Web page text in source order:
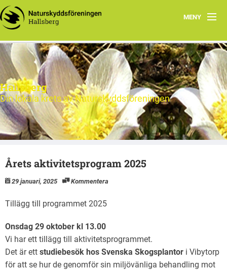
MENY
Hem
Nytt och Aktuellt
Verksamheten
Aktiviteter 2026
Natur
Hallsberg
Din lokala krets av Naturskyddsföreningen
Årets aktivitetsprogram 2025
29 januari, 2025 Kommentera
Tillägg till programmet 2025
Onsdag 29 oktober kl 13.00
Vi har ett tillägg till aktivitetsprogrammet.
Det är ett studiebesök hos Svenska Skogsplantor i Vibytorp
för att se hur de genomför sin miljövänliga behandling mot